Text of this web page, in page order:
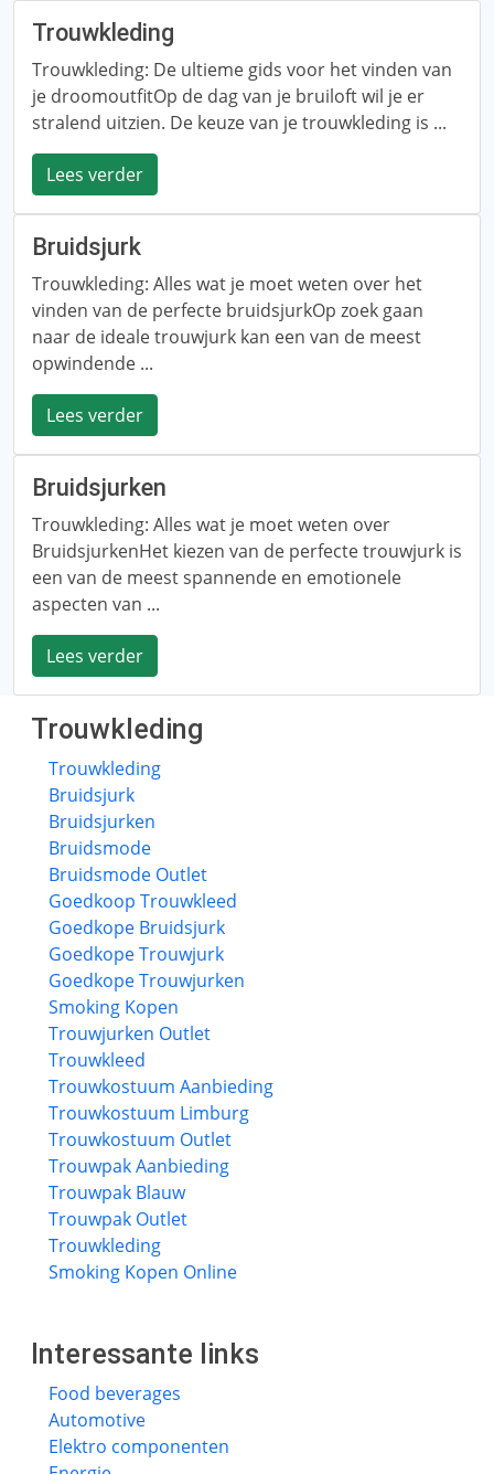
Trouwkleding
Trouwkleding: De ultieme gids voor het vinden van
je droomoutfitOp de dag van je bruiloft wil je er
stralend uitzien. De keuze van je trouwkleding is ...
Lees verder
Bruidsjurk
Trouwkleding: Alles wat je moet weten over het
vinden van de perfecte bruidsjurkOp zoek gaan
naar de ideale trouwjurk kan een van de meest
opwindende ...
Lees verder
Bruidsjurken
Trouwkleding: Alles wat je moet weten over
BruidsjurkenHet kiezen van de perfecte trouwjurk is
een van de meest spannende en emotionele
aspecten van ...
Lees verder
Trouwkleding
Trouwkleding
Bruidsjurk
Bruidsjurken
Bruidsmode
Bruidsmode Outlet
Goedkoop Trouwkleed
Goedkope Bruidsjurk
Goedkope Trouwjurk
Goedkope Trouwjurken
Smoking Kopen
Trouwjurken Outlet
Trouwkleed
Trouwkostuum Aanbieding
Trouwkostuum Limburg
Trouwkostuum Outlet
Trouwpak Aanbieding
Trouwpak Blauw
Trouwpak Outlet
Trouwkleding
Smoking Kopen Online
Interessante links
Food beverages
Automotive
Elektro componenten